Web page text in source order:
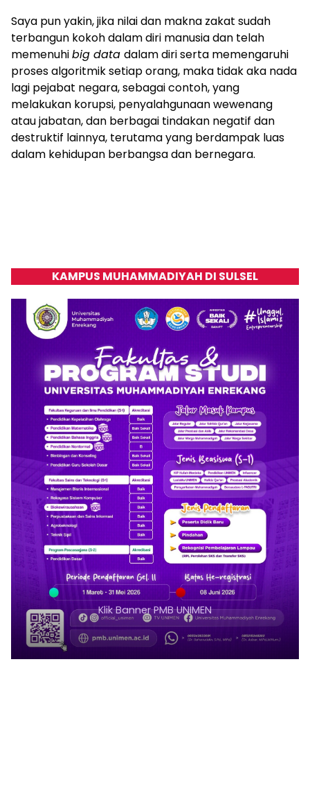
Saya pun yakin, jika nilai dan makna zakat sudah
terbangun kokoh dalam diri manusia dan telah
memenuhibig data dalam diri serta memengaruhi
proses algoritmik setiap orang, maka tidak aka nada
lagi pejabat negara, sebagai contoh, yang
melakukan korupsi, penyalahgunaan wewenang
atau jabatan, dan berbagai tindakan negatif dan
destruktif lainnya, terutama yang berdampak luas
dalam kehidupan berbangsa dan bernegara.
KAMPUS MUHAMMADIYAH DI SULSEL